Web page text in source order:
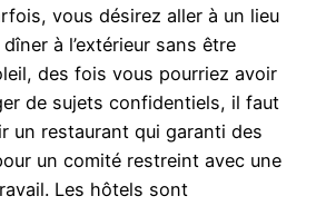
vous désirez aller à un lieu
à l’extérieur sans être
des fois vous pourriez avoir
de sujets confidentiels, il faut
un restaurant qui garanti des
un comité restreint avec une
Les hôtels sont